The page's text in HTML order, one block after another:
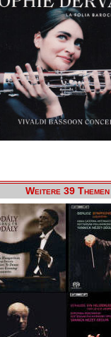
Weitere 39 Themen